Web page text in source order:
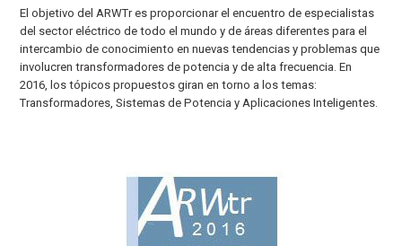
El objetivo del ARWTr es proporcionar el encuentro de especialistas
del sector eléctrico de todo el mundo y de áreas diferentes para el
intercambio de conocimiento en nuevas tendencias y problemas que
involucren transformadores de potencia y de alta frecuencia. En
2016, los tópicos propuestos giran en torno a los temas:
Transformadores, Sistemas de Potencia y Aplicaciones Inteligentes.